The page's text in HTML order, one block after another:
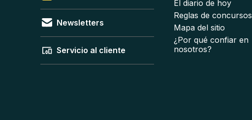
Newsletters
Servicio al cliente
El diario de hoy
Reglas de concursos
Mapa del sitio
¿Por qué confiar en
nosotros?